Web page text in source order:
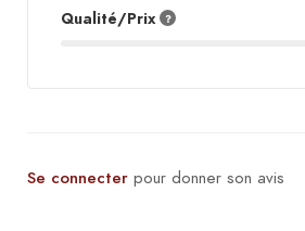
Qualité/Prix
Se connecter pour donner son avis